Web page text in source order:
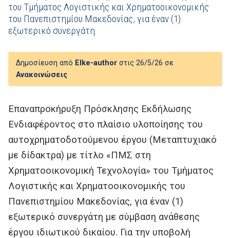
του Τμήματος Λογιστικής και Χρηματοοικονομικής
του Πανεπιστημίου Μακεδονίας, για έναν (1)
εξωτερικό συνεργάτη.
Δημοσίευση από Elke-author στις 26/5/26 σε
Ανακοινώσεις
Επαναπροκήρυξη Πρόσκλησης Εκδήλωσης
Ενδιαφέροντος στο πλαίσιο υλοποίησης του
αυτοχρηματοδοτούμενου έργου (Μεταπτυχιακό
με δίδακτρα) με τίτλο «ΠΜΣ στη
Χρηματοοικονομική Τεχνολογία» του Τμήματος
Λογιστικής και Χρηματοοικονομικής του
Πανεπιστημίου Μακεδονίας, για έναν (1)
εξωτερικό συνεργάτη με σύμβαση ανάθεσης
έργου ιδιωτικού δικαίου. Για την υποβολή